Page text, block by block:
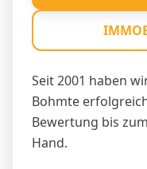
Seit 2001 haben
Bohmte
Bewertung bis
Hand.